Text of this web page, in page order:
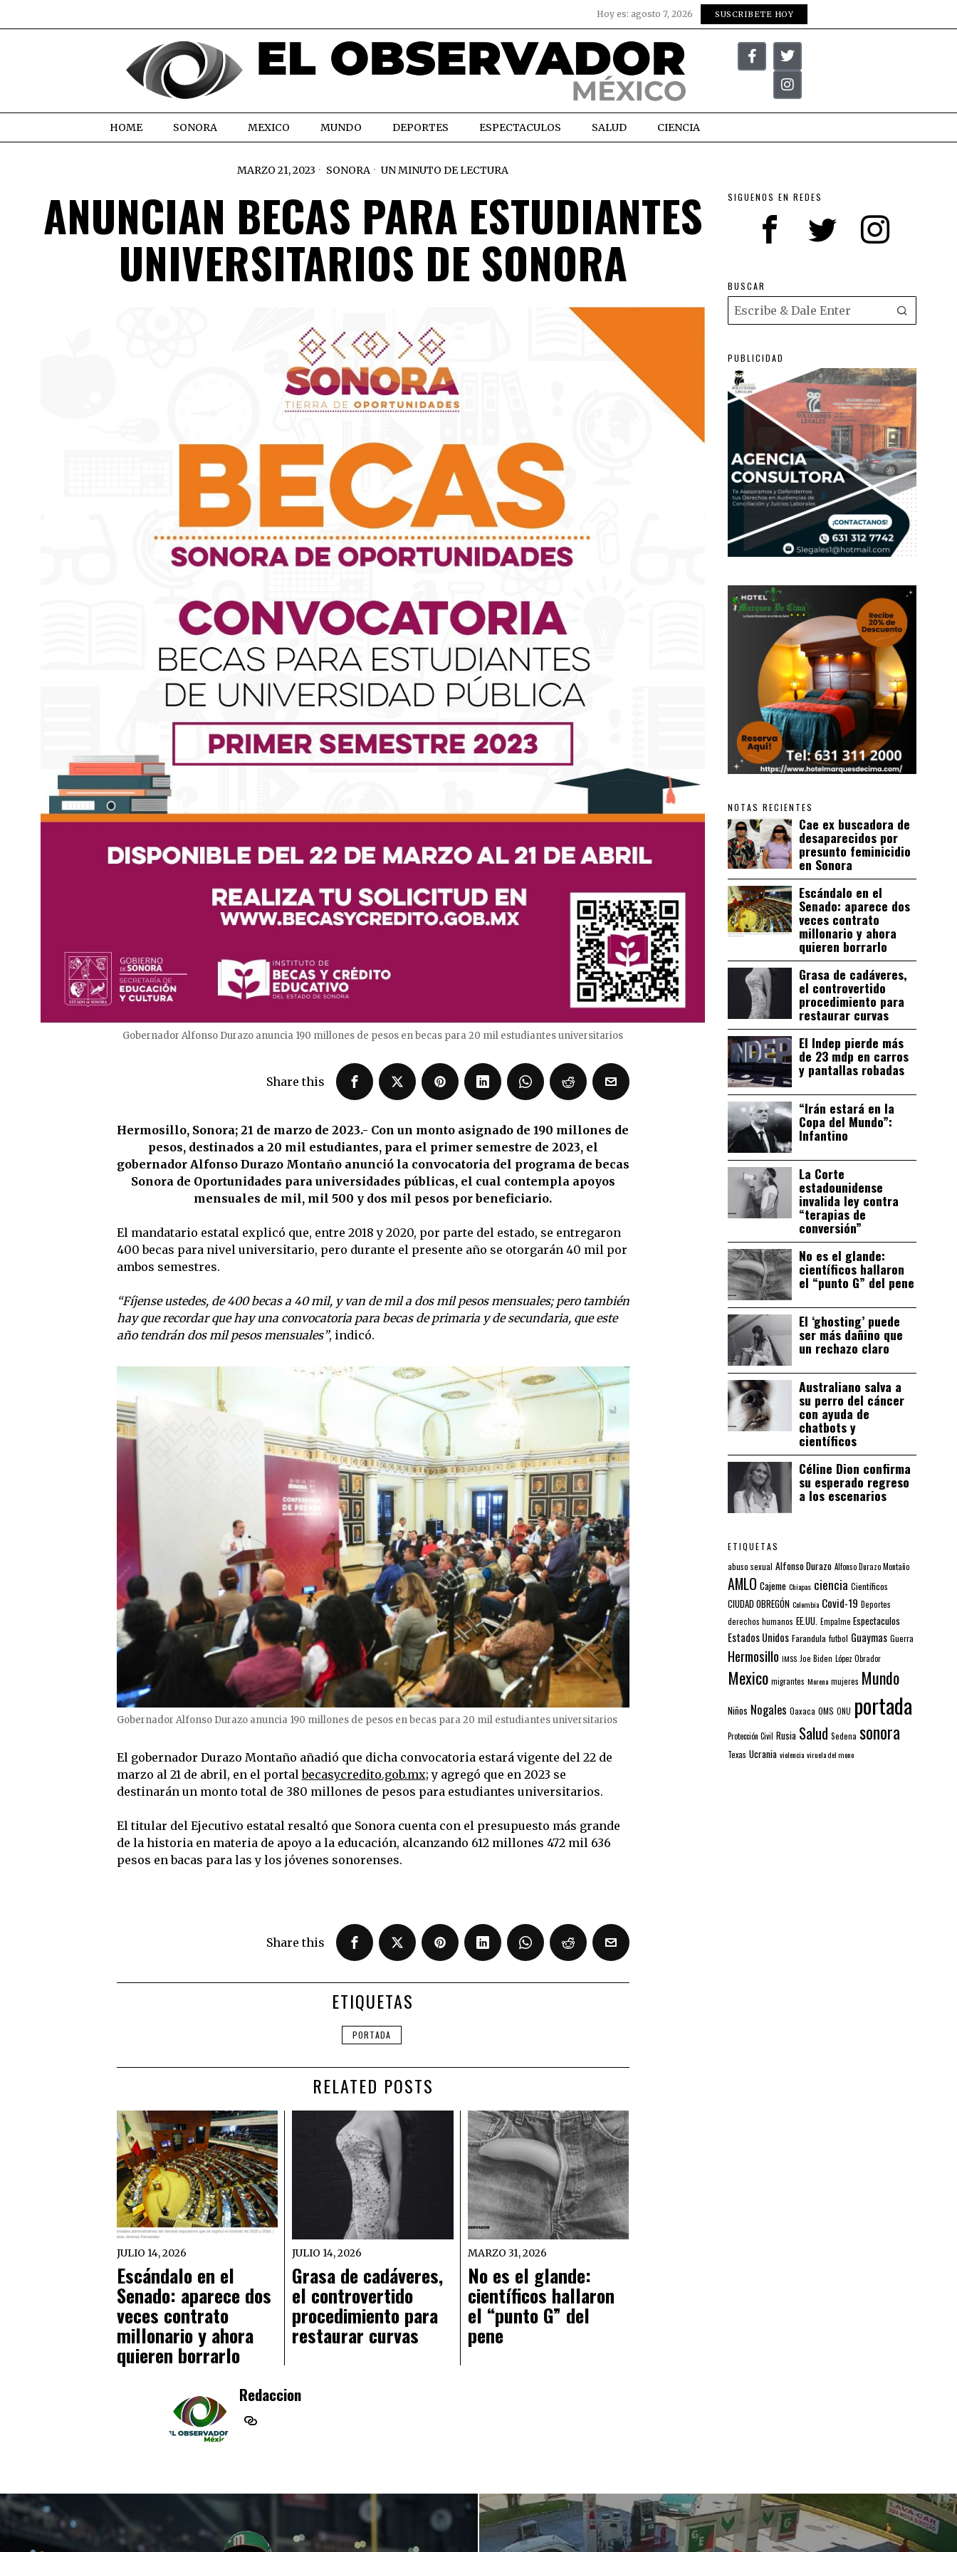
Hoy es: agosto 7, 2026 SUSCRIBETE HOY
HOME SONORA MEXICO MUNDO DEPORTES ESPECTACULOS SALUD CIENCIA
MARZO 21, 2023 SONORA UN MINUTO DE LECTURA
ANUNCIAN BECAS PARA ESTUDIANTES
UNIVERSITARIOS DE SONORA
Gobernador Alfonso Durazo anuncia 190 millones de pesos en becas para 20 mil estudiantes universitarios
Share this
Hermosillo, Sonora; 21 de marzo de 2023.- Con un monto asignado de 190 millones de
pesos, destinados a 20 mil estudiantes, para el primer semestre de 2023, el
gobernador Alfonso Durazo Montaño anunció la convocatoria del programa de becas
Sonora de Oportunidades para universidades públicas, el cual contempla apoyos
mensuales de mil, mil 500 y dos mil pesos por beneficiario.
El mandatario estatal explicó que, entre 2018 y 2020, por parte del estado, se entregaron
400 becas para nivel universitario, pero durante el presente año se otorgarán 40 mil por
ambos semestres.
“Fíjense ustedes, de 400 becas a 40 mil, y van de mil a dos mil pesos mensuales; pero también
hay que recordar que hay una convocatoria para becas de primaria y de secundaria, que este
año tendrán dos mil pesos mensuales”, indicó.
Gobernador Alfonso Durazo anuncia 190 millones de pesos en becas para 20 mil estudiantes universitarios
El gobernador Durazo Montaño añadió que dicha convocatoria estará vigente del 22 de
marzo al 21 de abril, en el portalbecasycredito.gob.mx; y agregó que en 2023 se
destinarán un monto total de 380 millones de pesos para estudiantes universitarios.
El titular del Ejecutivo estatal resaltó que Sonora cuenta con el presupuesto más grande
de la historia en materia de apoyo a la educación, alcanzando 612 millones 472 mil 636
pesos en bacas para las y los jóvenes sonorenses.
Share this
ETIQUETAS
PORTADA
RELATED POSTS
JULIO 14, 2026
Escándalo en el
Senado: aparece dos
veces contrato
millonario y ahora
quieren borrarlo
JULIO 14, 2026
Grasa de cadáveres,
el controvertido
procedimiento para
restaurar curvas
MARZO 31, 2026
No es el glande:
científicos hallaron
el “punto G” del
pene
Redaccion
SIGUENOS EN REDES
BUSCAR
PUBLICIDAD
NOTAS RECIENTES
Cae ex buscadora de
desaparecidos por
presunto feminicidio
en Sonora
Escándalo en el
Senado: aparece dos
veces contrato
millonario y ahora
quieren borrarlo
Grasa de cadáveres,
el controvertido
procedimiento para
restaurar curvas
El Indep pierde más
de 23 mdp en carros
y pantallas robadas
“Irán estará en la
Copa del Mundo”:
Infantino
La Corte
estadounidense
invalida ley contra
“terapias de
conversión”
No es el glande:
científicos hallaron
el “punto G” del pene
El ‘ghosting’ puede
ser más dañino que
un rechazo claro
Australiano salva a
su perro del cáncer
con ayuda de
chatbots y
científicos
Céline Dion confirma
su esperado regreso
a los escenarios
ETIQUETAS
abuso sexual Alfonso Durazo Alfonso Durazo Montaño
AMLO Cajeme Chiapas ciencia Científicos
CIUDAD OBREGÓN Colombia Covid-19 Deportes
derechos humanos EE.UU. Empalme Espectaculos
Estados Unidos Farandula futbol Guaymas Guerra
Hermosillo IMSS Joe Biden López Obrador
Mexico migrantes Morena mujeres Mundo
Niños Nogales Oaxaca OMS ONU portada
Protección Civil Rusia Salud Sedena sonora
Texas Ucrania violencia viruela del mono